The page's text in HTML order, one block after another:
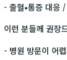
- 출혈•통증 대응
이런 분들께 권장
- 병원 방문이 어